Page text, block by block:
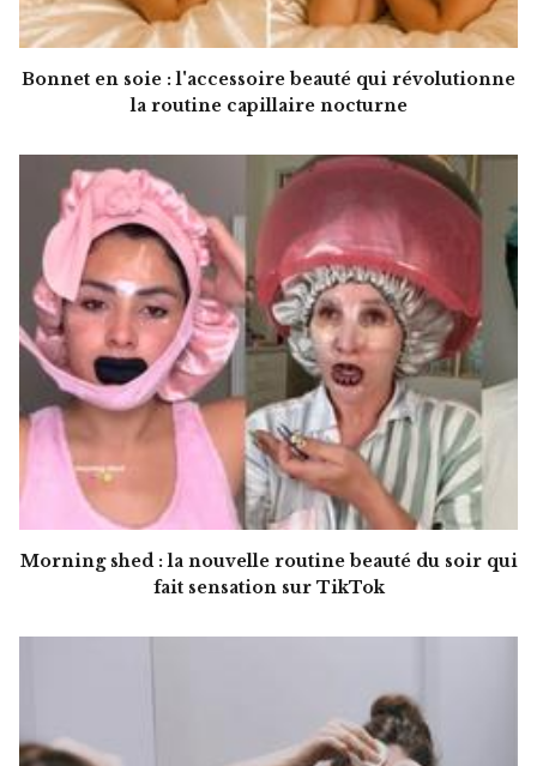
Bonnet en soie : l'accessoire beauté qui révolutionne
la routine capillaire nocturne
Morning shed : la nouvelle routine beauté du soir qui
fait sensation sur TikTok